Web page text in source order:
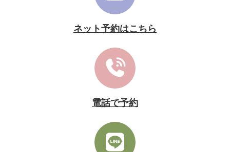
ネット予約はこちら
電話で予約